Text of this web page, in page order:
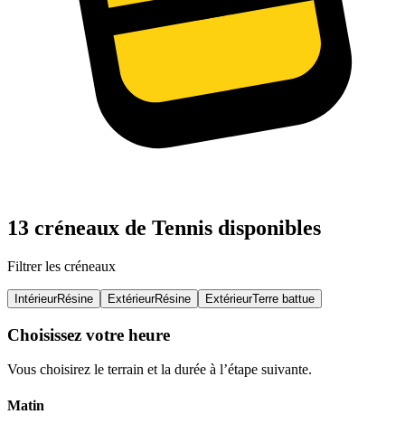
13 créneaux de Tennis disponibles
Filtrer les créneaux
IntérieurRésine ExtérieurRésine ExtérieurTerre battue
Choisissez votre heure
Vous choisirez le terrain et la durée à l’étape suivante.
Matin